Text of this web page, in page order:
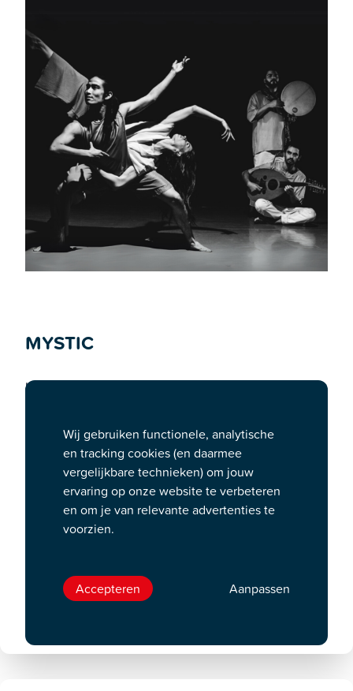
MYSTIC
Hoe kan iets in verschillende culturen, in verschillende
verschillende mensen eenzelfde ervaring
teweegbrengen?
Choreograaf Shailesh Bahoran onderzoekt de
universaliteit van het mystieke samen met de dansers
van ICK Dans Amsterdam en het Amsterdams
spirituele muziek.
Wij gebruiken functionele, analytische
en tracking cookies (en daarmee
vergelijkbare technieken) om jouw
ervaring op onze website te verbeteren
en om je van relevante advertenties te
voorzien.
Accepteren Aanpassen